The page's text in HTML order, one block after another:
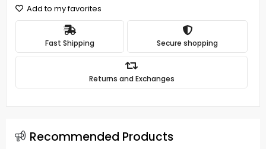
Add to my favorites
Fast Shipping Secure shopping
Returns and Exchanges
Recommended Products